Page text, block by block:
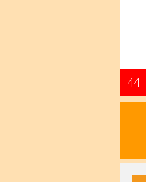
44